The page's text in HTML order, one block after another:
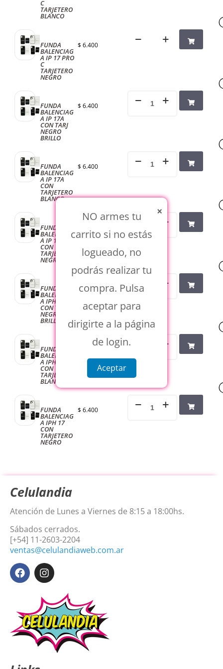
C
TARJETERO
BLANCO
FUNDA
BALENCIAG
A IP 17 PRO
C
TARJETERO
NEGRO
$ 6.400
FUNDA
BALENCIAG
A IP 17A
CON TARJ
NEGRO
BRILLO
$ 6.400
FUNDA
BALENCIAG
A IP 17A
CON
TARJETERO
BLANCO
$ 6.400
FUNDA
BALENCIAG
A IP 17A
CON
TARJETERO
NEGRO
FUNDA
BALENCIAG
A IPH 17
CON TARJ
NEGRO
BRILLO
$6.400
FUNDA
BALENCIAG
A IPH 17
CON
TARJETERO
BLANCO
FUNDA
BALENCIAG
A IPH 17
CON
TARJETERO
NEGRO
$ 6.400
Celulandia
Atención de Lunes a Viernes de 8:15 a 18:00hs.
Sábados cerrados.
[+54] 11-2603-2204
ventas@celulandiaweb.com.ar
×
NO armes tu
carrito si no estás
logueado, no
podrás realizar tu
compra. Pulsa
aceptar para
dirigirte a la página
de login.
Aceptar